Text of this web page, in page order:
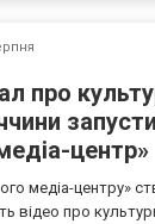
про
центр»
медіа-центру»
відео про